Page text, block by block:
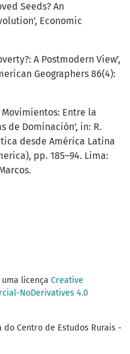
Seeds? An
Economic
A Postmodern View’,
Geographers 86(4):
Movimientos: Entre la
de Dominación’, in: R.
desde América Latina
pp. 185–94. Lima:
licença Creative
NoDerivatives 4.0
do Centro de Estudos Rurais -